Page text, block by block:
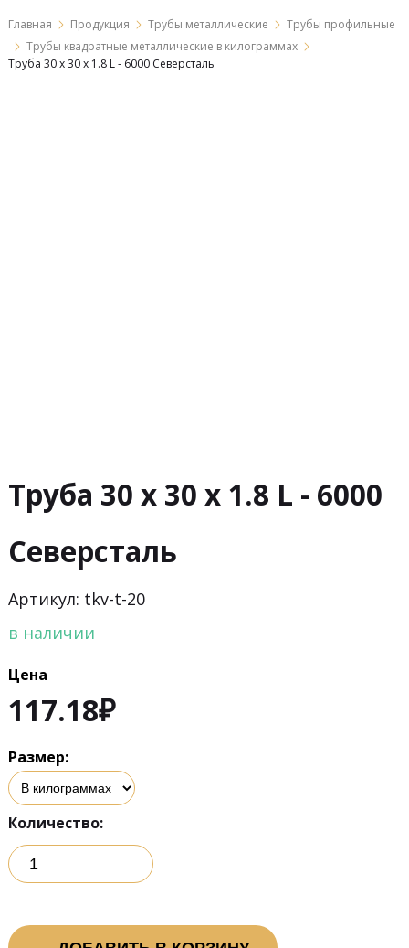
Главная Продукция Трубы металлические
Трубы профильные
Трубы квадратные металлические в килограммах
Труба 30 х 30 х 1.8 L - 6000 Северсталь
Труба 30 х 30 х 1.8 L - 6000
Северсталь
Артикул: tkv-t-20
в наличии
Цена
117.18₽
Размер:
Количество: